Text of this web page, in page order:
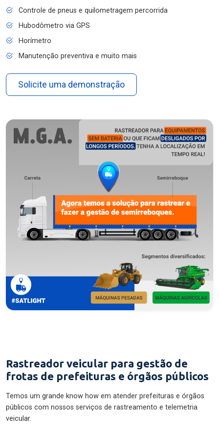
Controle de pneus e quilometragem percorrida
Hubodômetro via GPS
Horímetro
Manutenção preventiva e muito mais
Solicite uma demonstração
Rastreador veicular para gestão de
frotas de prefeituras e órgãos públicos
Temos um grande know how em atender prefeituras e órgãos
públicos com nossos serviços de rastreamento e telemetria
veicular.